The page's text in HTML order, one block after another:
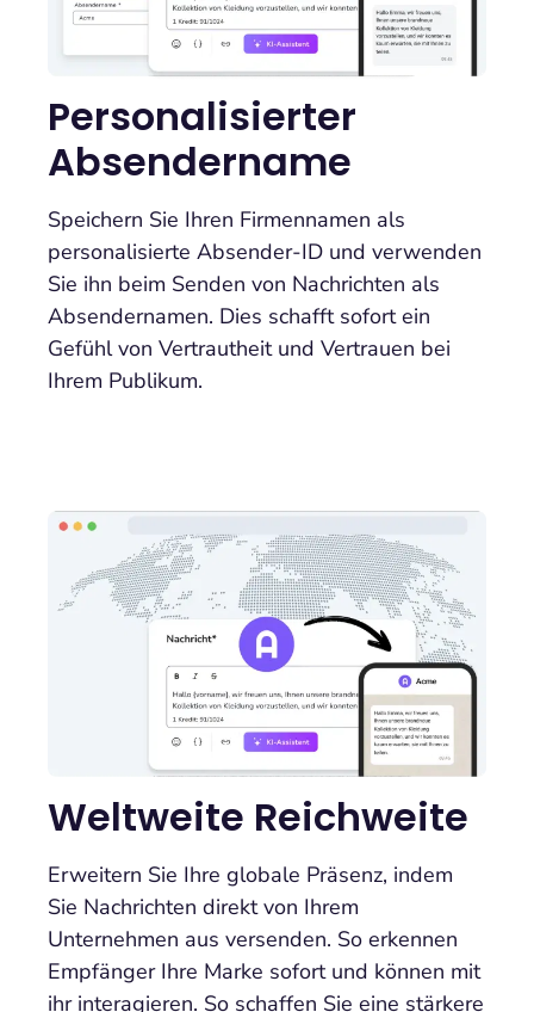
Personalisierter
Absendername
Speichern Sie Ihren Firmennamen als
personalisierte Absender-ID und verwenden
Sie ihn beim Senden von Nachrichten als
Absendernamen. Dies schafft sofort ein
Gefühl von Vertrautheit und Vertrauen bei
Ihrem Publikum.
Weltweite Reichweite
Erweitern Sie Ihre globale Präsenz, indem
Sie Nachrichten direkt von Ihrem
Unternehmen aus versenden. So erkennen
Empfänger Ihre Marke sofort und können mit
ihr interagieren. So schaffen Sie eine stärkere